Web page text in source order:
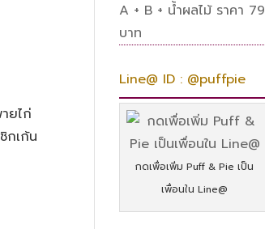
ยไก่
กเก้น
A + B + น้ำผลไม้ ราคา 79
บาท
Line@ ID : @puffpie
กดเพื่อเพิ่ม Puff & Pie เป็น
เพื่อนใน Line@